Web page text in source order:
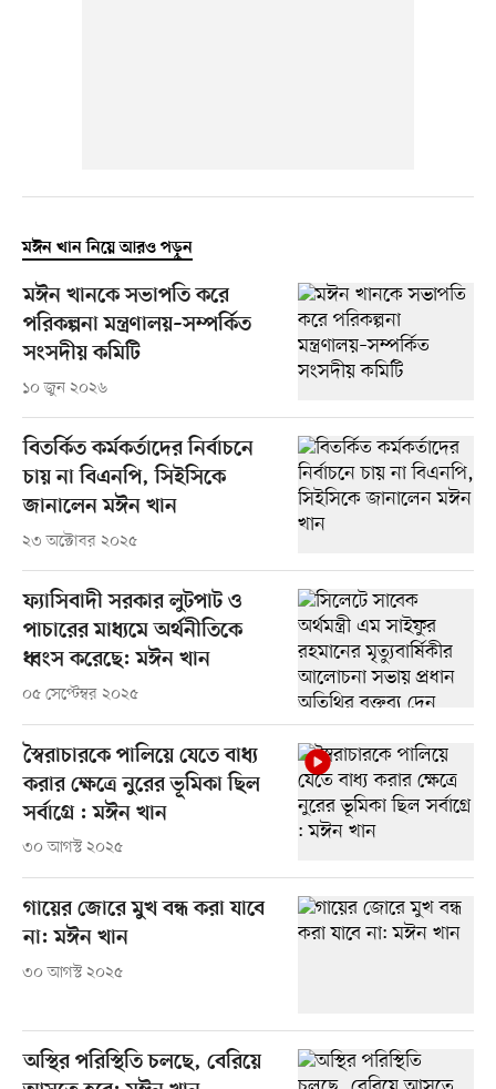
মঈন খান নিয়ে আরও পড়ুন
মঈন খানকে সভাপতি করে
পরিকল্পনা মন্ত্রণালয়–সম্পর্কিত
সংসদীয় কমিটি
১০ জুন ২০২৬
বিতর্কিত কর্মকর্তাদের নির্বাচনে
চায় না বিএনপি, সিইসিকে
জানালেন মঈন খান
২৩ অক্টোবর ২০২৫
ফ্যাসিবাদী সরকার লুটপাট ও
পাচারের মাধ্যমে অর্থনীতিকে
ধ্বংস করেছে: মঈন খান
০৫ সেপ্টেম্বর ২০২৫
স্বৈরাচারকে পালিয়ে যেতে বাধ্য
করার ক্ষেত্রে নুরের ভূমিকা ছিল
সর্বাগ্রে : মঈন খান
৩০ আগস্ট ২০২৫
গায়ের জোরে মুখ বন্ধ করা যাবে
না: মঈন খান
৩০ আগস্ট ২০২৫
অস্থির পরিস্থিতি চলছে, বেরিয়ে